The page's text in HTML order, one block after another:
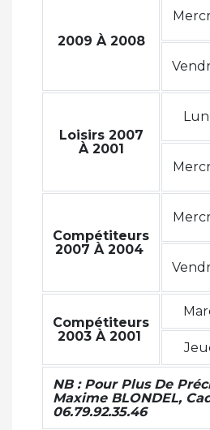
2009 À 2008
Loisirs 2007
À 2001
Compétiteurs
2007 À 2004
Compétiteurs
2003 À 2001
NB : Pour Plus De
Maxime BLONDEL,
06.79.92.35.46